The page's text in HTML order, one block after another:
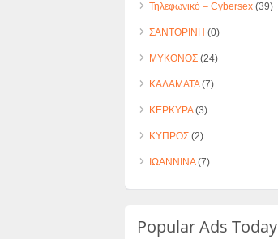
Τηλεφωνικό – Cybersex(39)
ΣΑΝΤΟΡΙΝΗ (0)
ΜΥΚΟΝΟΣ(24)
ΚΑΛΑΜΑΤΑ(7)
ΚΕΡΚΥΡΑ(3)
ΚΥΠΡΟΣ(2)
ΙΩΑΝΝΙΝΑ(7)
Popular Ads Today